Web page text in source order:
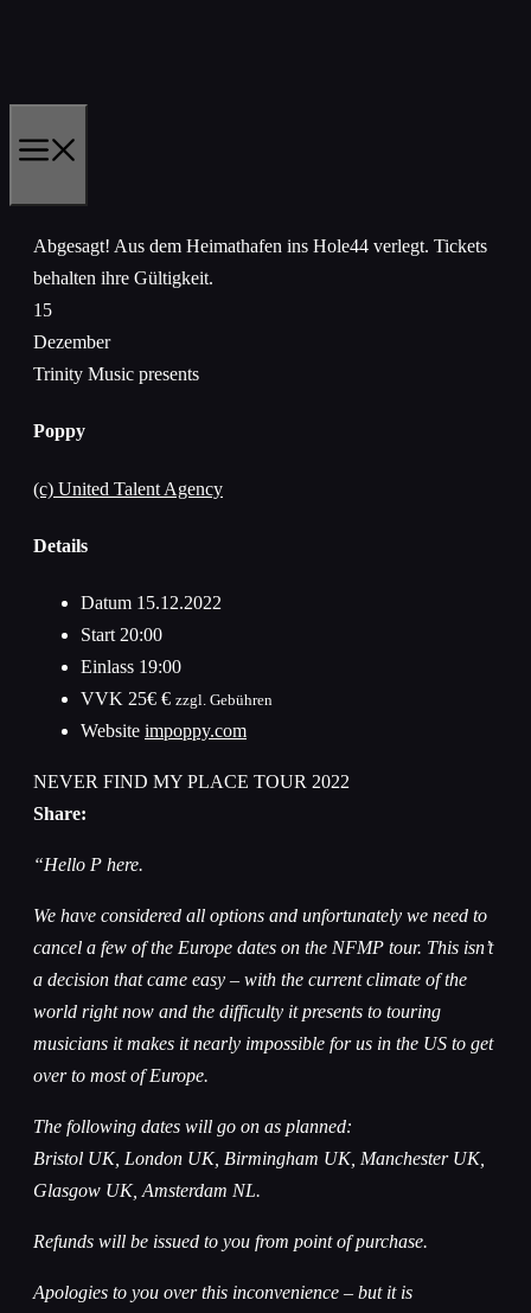
Abgesagt! Aus dem Heimathafen ins Hole44 verlegt. Tickets
behalten ihre Gültigkeit.
15
Dezember
Trinity Music presents
Poppy
(c) United Talent Agency
Details
Datum 15.12.2022
Start 20:00
Einlass 19:00
VVK 25€ € zzgl. Gebühren
Website impoppy.com
NEVER FIND MY PLACE TOUR 2022
Share:
“Hello P here.
We have considered all options and unfortunately we need to
cancel a few of the Europe dates on the NFMP tour. This isn’t
a decision that came easy – with the current climate of the
world right now and the difficulty it presents to touring
musicians it makes it nearly impossible for us in the US to get
over to most of Europe.
The following dates will go on as planned:
Bristol UK, London UK, Birmingham UK, Manchester UK,
Glasgow UK, Amsterdam NL.
Refunds will be issued to you from point of purchase.
Apologies to you over this inconvenience – but it is